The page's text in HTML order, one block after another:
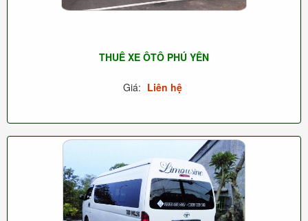
THUÊ XE ÔTÔ PHÚ YÊN
Giá: Liên hệ